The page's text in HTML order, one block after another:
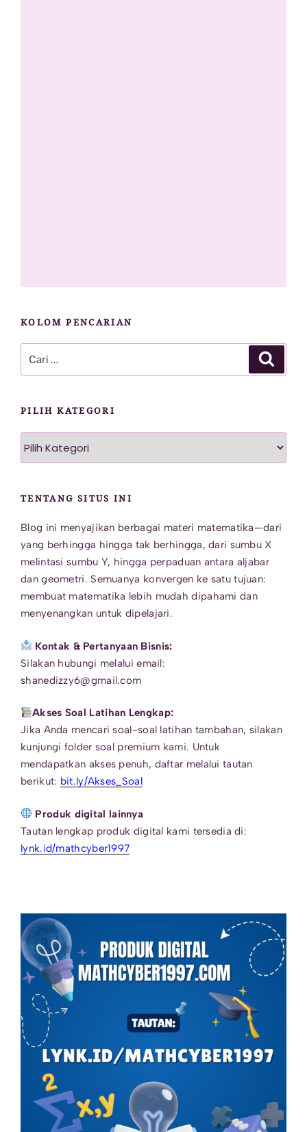
KOLOM PENCARIAN
untuk:
PILIH KATEGORI
TENTANG SITUS INI
Blog ini menyajikan berbagai materi matematika—dari
yang berhingga hingga tak berhingga, dari sumbu X
melintasi sumbu Y, hingga perpaduan antara aljabar
dan geometri. Semuanya konvergen ke satu tujuan:
membuat matematika lebih mudah dipahami dan
menyenangkan untuk dipelajari.
Kontak & Pertanyaan Bisnis:
Silakan hubungi melalui email:
shanedizzy6@gmail.com
Akses Soal Latihan Lengkap:
Jika Anda mencari soal-soal latihan tambahan, silakan
kunjungi folder soal premium kami. Untuk
mendapatkan akses penuh, daftar melalui tautan
berikut: bit.ly/Akses_Soal
Produk digital lainnya
Tautan lengkap produk digital kami tersedia di:
lynk.id/mathcyber1997